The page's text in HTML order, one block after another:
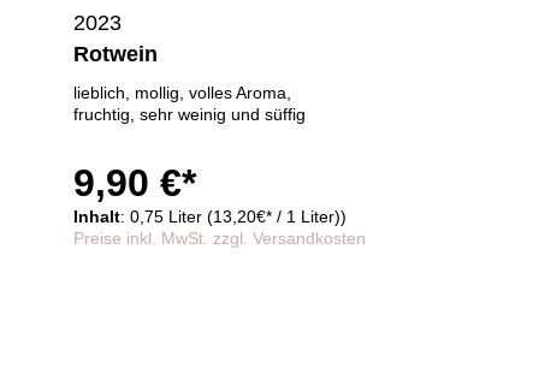
2023
Rotwein
lieblich, mollig, volles Aroma,
fruchtig, sehr weinig und süffig
9,90 €*
Inhalt: 0,75 Liter (13,20€* / 1 Liter))
Preise inkl. MwSt. zzgl. Versandkosten